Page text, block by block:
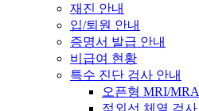
재진 안내
입/퇴원 안내
증명서 발급 안내
비급여 현황
특수 진단 검사 안내
오픈형 MRI/MRA
적외선 체열 검사